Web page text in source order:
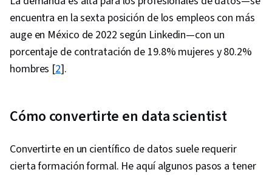
Transformation, Data Integrity, Sample Size
Determination, Python Programming, NumPy,
Pandas (Python Package), Scripting, Computer
Programming, Programming Principles, Prompt
Professional Development, Stakeholder
Communication Strategies, Business Analysis,
Stakeholder Engagement, Quantitative
encuentra en la sexta posición de los empleos con más
auge en México de 2022 según Linkedin—con un
porcentaje de contratación de 19.8% mujeres y 80.2%
hombres [2].
Cómo convertirte en data scientist
Convertirte en un científico de datos suele requerir
cierta formación formal. He aquí algunos pasos a tener